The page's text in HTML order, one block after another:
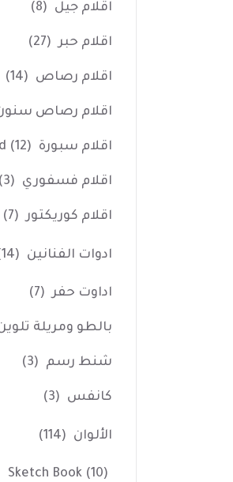
اقلام جيل (8)
اقلام حبر (27)
اقلام رصاص (14)
اقلام رصاص
اقلام سبورة White Board (12)
اقلام فسفوري (3)
اقلام كوريكتور (7)
ادوات الفنانين (14)
اداوت حفر (7)
بالطو ومريلة
شنط رسم (3)
كانفس (3)
الألوان (114)
Sketch Book (10)